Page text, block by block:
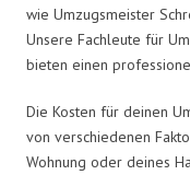
wie Umzugsmeister
Unsere Fachleute für
bieten einen
Die Kosten für deinen
von verschiedenen
Wohnung oder deines